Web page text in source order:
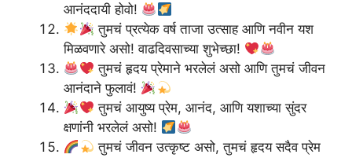
आनंददायी होवो!
तुमचं प्रत्येक वर्ष ताजा उत्साह आणि नवीन यश
मिळवणारे असो! वाढदिवसाच्या शुभेच्छा!
तुमचं हृदय प्रेमाने भरलेलं असो आणि तुमचं जीवन
आनंदाने फुलावं!
तुमचं आयुष्य प्रेम, आनंद, आणि यशाच्या सुंदर
क्षणांनी भरलेलं असो!
तुमचं जीवन उत्कृष्ट असो, तुमचं हृदय सदैव प्रेम